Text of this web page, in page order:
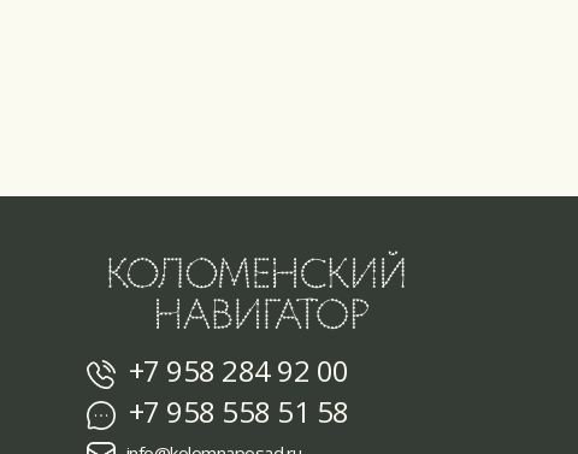
+7 958 284 92 00
+7 958 558 51 58